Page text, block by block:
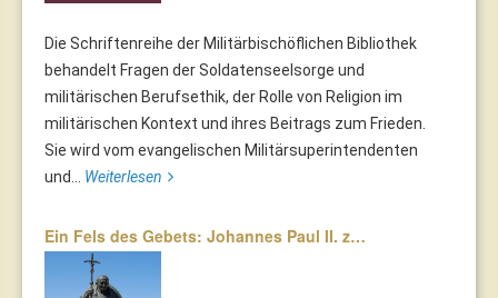
Die Schriftenreihe der Militärbischöflichen Bibliothek
behandelt Fragen der Soldatenseelsorge und
militärischen Berufsethik, der Rolle von Religion im
militärischen Kontext und ihres Beitrags zum Frieden.
Sie wird vom evangelischen Militärsuperintendenten
und... Weiterlesen
Ein Fels des Gebets: Johannes Paul II. z…